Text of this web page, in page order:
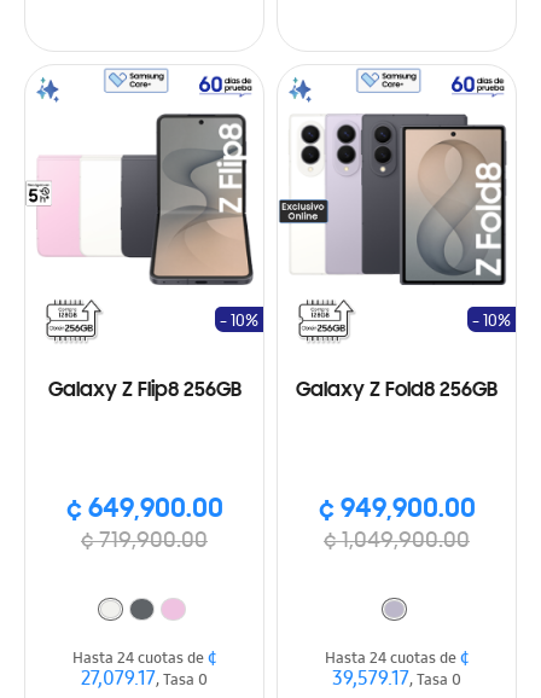
Galaxy Z Flip8 256GB
¢ 649,900.00
¢ 719,900.00
- 10%
Hasta 24 cuotas de¢
27,079.17, Tasa 0
Galaxy Z Fold8 256GB
¢ 949,900.00
¢ 1,049,900.00
- 10%
Hasta 24 cuotas de¢
39,579.17, Tasa 0